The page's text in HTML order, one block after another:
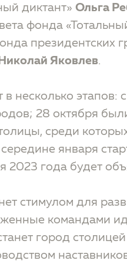
диктант» Ольга
фонда
президентских
Яковлев.
несколько этапов:
28 октября
среди
января
2023 года будет
стимулом для
командами
город